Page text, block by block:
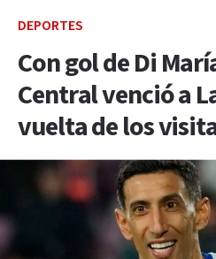
DEPORTES
Con gol de Di
Central venció a
vuelta de los